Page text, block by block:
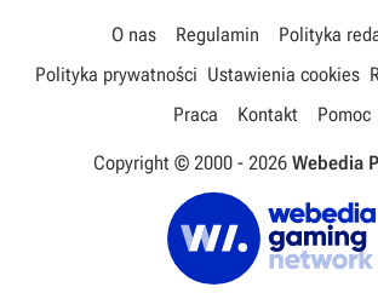
O nas Regulamin
Polityka
Polityka prywatności Ustawienia cookies
Praca
Kontakt Pomoc
Copyright © 2000 - 2026 Webedia